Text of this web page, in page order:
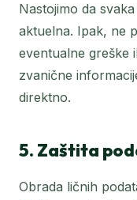
Nastojimo da
aktuelna. Ipak, ne
eventualne greške
zvanične
direktno.
5. Zaštita
Obrada ličnih